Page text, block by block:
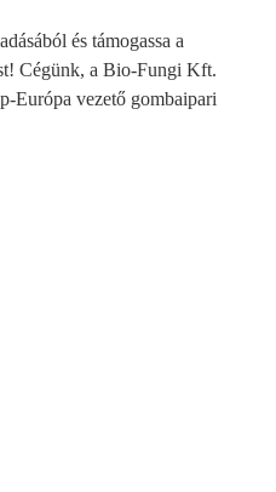
és támogassa a
Cégünk, a Bio-Fungi Kft.
Európa vezető gombaipari